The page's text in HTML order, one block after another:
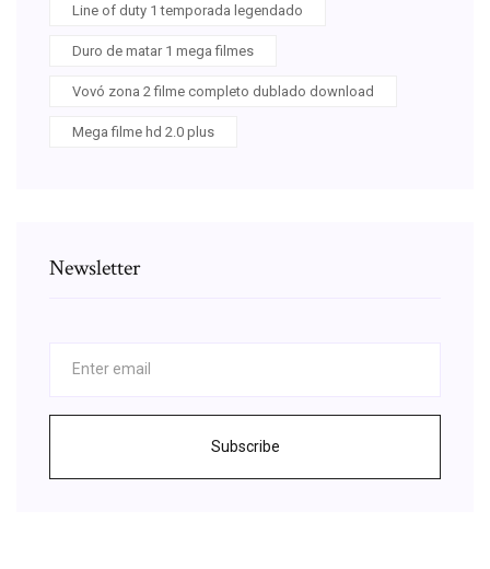
Line of duty 1 temporada legendado
Duro de matar 1 mega filmes
Vovó zona 2 filme completo dublado download
Mega filme hd 2.0 plus
Newsletter
Subscribe